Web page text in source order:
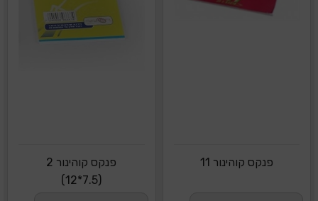
פנקס קוהינור 11
פנקס קוהינור 2
(7.5*12)